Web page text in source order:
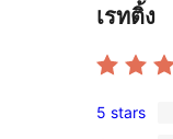
เรทติ้ง
1
5 stars